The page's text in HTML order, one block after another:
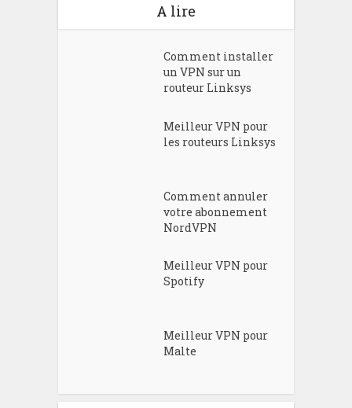
A lire
Comment installer
un VPN sur un
routeur Linksys
Meilleur VPN pour
les routeurs Linksys
Comment annuler
votre abonnement
NordVPN
Meilleur VPN pour
Spotify
Meilleur VPN pour
Malte